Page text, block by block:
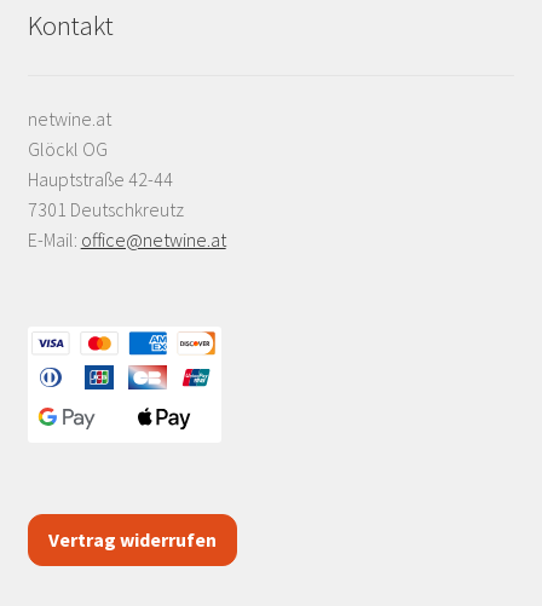
Kontakt
netwine.at
Glöckl OG
Hauptstraße 42-44
7301 Deutschkreutz
E-Mail: office@netwine.at
Vertrag widerrufen